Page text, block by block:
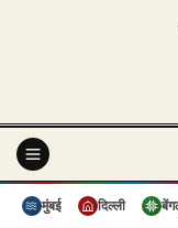
मुंबई दिल्ली